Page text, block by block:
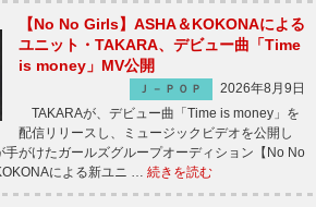
【No No Girls】ASHA＆KOKONAによる
ユニット・TAKARA、デビュー曲「Time
is money」MV公開
Ｊ－ＰＯＰ
2026年8月9日
TAKARAが、デビュー曲「Time is money」を
配信リリースし、ミュージックビデオを公開し
がけたガールズグループオーディション【No No
による新ユニ … 続きを読む